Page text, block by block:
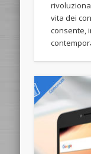
vita dei
consente,